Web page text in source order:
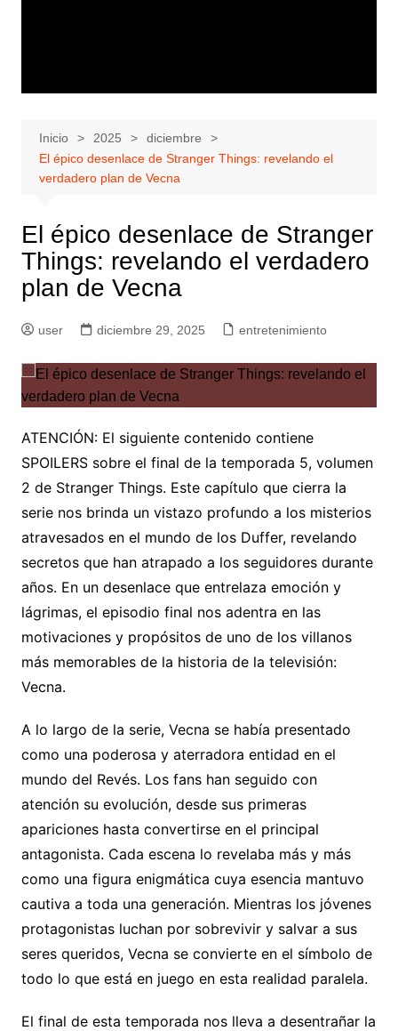
Inicio 2025
diciembre
El épico desenlace de Stranger Things: revelando el
verdadero plan de Vecna
El épico desenlace de Stranger
Things: revelando el verdadero
plan de Vecna
user diciembre 29, 2025 entretenimiento
ATENCIÓN: El siguiente contenido contiene
SPOILERS sobre el final de la temporada 5, volumen
2 de Stranger Things. Este capítulo que cierra la
serie nos brinda un vistazo profundo a los misterios
atravesados en el mundo de los Duffer, revelando
secretos que han atrapado a los seguidores durante
años. En un desenlace que entrelaza emoción y
lágrimas, el episodio final nos adentra en las
motivaciones y propósitos de uno de los villanos
más memorables de la historia de la televisión:
Vecna.
A lo largo de la serie, Vecna se había presentado
como una poderosa y aterradora entidad en el
mundo del Revés. Los fans han seguido con
atención su evolución, desde sus primeras
apariciones hasta convertirse en el principal
antagonista. Cada escena lo revelaba más y más
como una figura enigmática cuya esencia mantuvo
cautiva a toda una generación. Mientras los jóvenes
protagonistas luchan por sobrevivir y salvar a sus
seres queridos, Vecna se convierte en el símbolo de
todo lo que está en juego en esta realidad paralela.
El final de esta temporada nos lleva a desentrañar la